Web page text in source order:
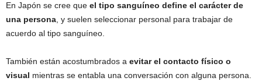
En Japón se cree que el tipo sanguíneo define el carácter de
una persona , y suelen seleccionar personal para trabajar de
acuerdo al tipo sanguíneo.
También están acostumbrados a evitar el contacto físico o
visual mientras se entabla una conversación con alguna persona.